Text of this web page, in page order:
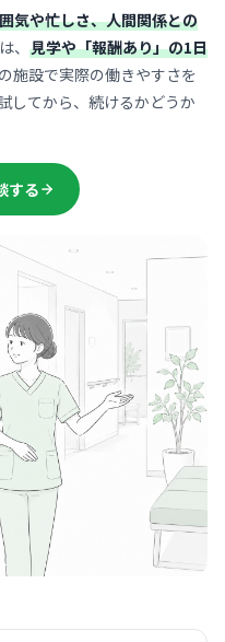
気や忙しさ、人間関係との
、 見学や「報酬あり」の1日
施設で実際の働きやすさを
してから、続けるかどうか
する